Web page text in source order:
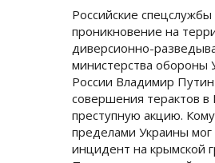
Российские
проникновение на
диверсионно-
министерства обороны
России Владимир
совершения терактов в
преступную акцию.
пределами Украины
инцидент на крымской